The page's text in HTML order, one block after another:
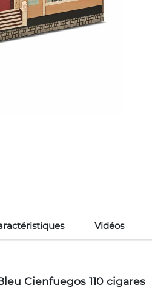
Vidéos
Cienfuegos 110 cigares